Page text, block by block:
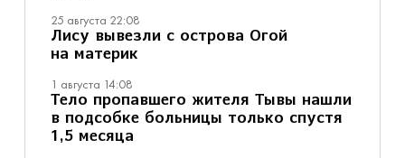
25 августа 22:08
Лису вывезли с острова Огой
на материк
1 августа 14:08
Тело пропавшего жителя Тывы нашли
в подсобке больницы только спустя
1,5 месяца